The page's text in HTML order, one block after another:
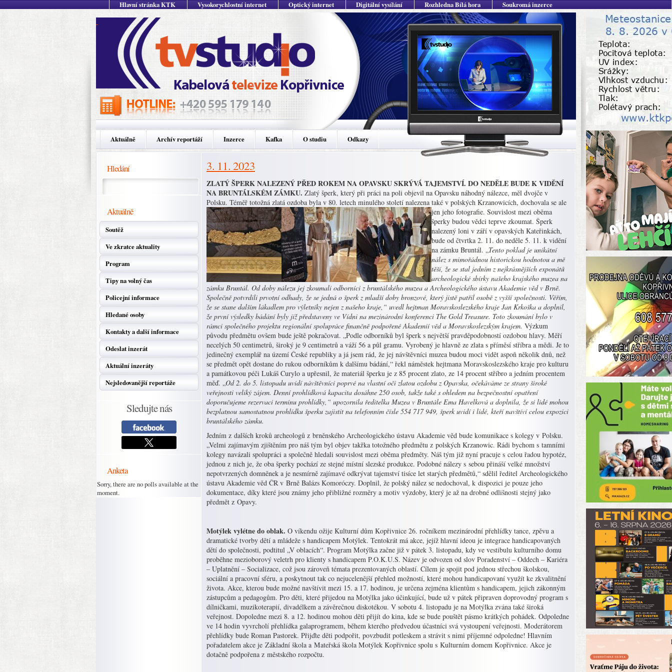
Hlavní stránka KTK Vysokorychlostní internet Optický internet Digitální vysílání Rozhledna Bílá hora Soukromá inzerce
Aktuálně Archív reportáží Inzerce Kafka O studiu Odkazy
Hledání
Aktuálně
Soutěž
Ve zkratce aktuality
Program
Tipy na volný čas
Policejní informace
Hledané osoby
Kontakty a další informace
Odeslat inzerát
Aktuální inzeráty
Nejsledovanější reportáže
Sledujte nás
Anketa
Sorry, there are no polls available at the
moment.
3. 11. 2023
ZLATÝ ŠPERK NALEZENÝ PŘED ROKEM NA OPAVSKU SKRÝVÁ TAJEMSTVÍ. DO NEDĚLE BUDE K VIDĚNÍ
NA BRUNTÁLSKÉM ZÁMKU. Zlatý šperk, který při práci na poli objevil na Opavsku náhodný nálezce, měl dvojče v
Polsku. Téměř totožná zlatá ozdoba byla v 80. letech minulého století nalezena také v polských Krzanowicích, dochovala se ale
jen jeho fotografie. Souvislost mezi oběma
šperky budou vědci teprve zkoumat. Šperk
nalezený loni v září v opavských Kateřinkách,
bude od čtvrtka 2. 11. do neděle 5. 11. k vidění
na zámku Bruntál. „Tento poklad je unikátní
nález s mimořádnou historickou hodnotou a mě
těší, že se stal jedním z nejkrásnějších exponátů
archeologické sbírky našeho krajského muzea na
zámku Bruntál. Od doby nálezu jej zkoumali odborníci z bruntálského muzea a Archeologického ústavu Akademie věd v Brně.
Společně potvrdili prvotní odhady, že se jedná o šperk z mladší doby bronzové, který jistě patřil osobě z vyšší společnosti. Věřím,
že se stane dalším lákadlem pro výletníky nejen z našeho kraje,“ uvedl hejtman Moravskoslezského kraje Jan Krkoška a doplnil,
že první výsledky bádání byly již představeny ve Vídni na mezinárodní konferenci The Gold Treasure. Toto zkoumání bylo v
rámci společného projektu regionální spolupráce finančně podpořené Akademií věd a Moravskoslezským krajem. Výzkum
původu předmětu ovšem bude ještě pokračovat. „Podle odborníků byl šperk s největší pravděpodobností ozdobou hlavy. Měří
necelých 50 centimetrů, široký je 9 centimetrů a váží 56 a půl gramu. Vyrobený je hlavně ze zlata s příměsí stříbra a mědi. Je to
jedinečný exemplář na území České republiky a já jsem rád, že jej návštěvníci muzea budou moci vidět aspoň několik dnů, než
se předmět opět dostane do rukou odborníkům k dalšímu bádání,“ řekl náměstek hejtmana Moravskoslezského kraje pro kulturu
a památkovou péči Lukáš Curylo a upřesnil, že materiál šperku je z 85 procent zlato, ze 14 procent stříbro a jedním procentem
měď. „Od 2. do 5. listopadu uvidí návštěvníci poprvé na vlastní oči zlatou ozdobu z Opavska, očekáváme ze strany široké
veřejnosti veliký zájem. Denní prohlídková kapacita dosáhne 250 osob, takže také s ohledem na bezpečnostní opatření
doporučujeme rezervaci termínu prohlídky,“ upozornila ředitelka Muzea v Bruntále Ema Havelková a doplnila, že si lidé mohou
bezplatnou samostatnou prohlídku šperku zajistit na telefonním čísle 554 717 949, šperk uvidí i lidé, kteří navštíví celou expozici
bruntálského zámku.
Jedním z dalších kroků archeologů z brněnského Archeologického ústavu Akademie věd bude komunikace s kolegy v Polsku.
„Velmi zajímavým zjištěním pro náš tým byl objev takřka totožného předmětu z polských Krzanowic. Rádi bychom s tamními
kolegy navázali spolupráci a společně hledali souvislost mezi oběma předměty. Náš tým již nyní pracuje s celou řadou hypotéz,
jednou z nich je, že oba šperky pochází ze stejné místní slezské produkce. Podobné nálezy s sebou přináší velké množství
nepotvrzených domněnek a je nesmírně zajímavé odkrývat tajemství tisíce let starých předmětů,“ sdělil ředitel Archeologického
ústavu Akademie věd ČR v Brně Balázs Komoróczy. Doplnil, že polský nález se nedochoval, k dispozici je pouze jeho
dokumentace, díky které jsou známy jeho přibližné rozměry a motiv výzdoby, který je až na drobné odlišnosti stejný jako
předmět z Opavy.
Motýlek vylétne do oblak. O víkendu ožije Kulturní dům Kopřivnice 26. ročníkem mezinárodní přehlídky tance, zpěvu a
dramatické tvorby dětí a mládeže s handicapem Motýlek. Tentokrát má akce, jejíž hlavní ideou je integrace handicapovaných
dětí do společnosti, podtitul „V oblacích“. Program Motýlka začne již v pátek 3. listopadu, kdy ve vestibulu kulturního domu
proběhne mezioborový veletrh pro klienty s handicapem P.O.K.U.S. Název je odvozen od slov Poradenství – Oddech – Kariéra
– Uplatnění – Socializace, což jsou zároveň témata prezentovaných oblastí. Cílem je spojit pod jednou střechou školskou,
sociální a pracovní sféru, a poskytnout tak co nejucelenější přehled možností, které mohou handicapovaní využít ke zkvalitnění
života. Akce, kterou bude možné navštívit mezi 15. a 17. hodinou, je určena zejména klientům s handicapem, jejich zákonným
zástupcům a pedagogům. Pro děti, které přijedou na Motýlka jako účinkující, bude už v pátek připraven doprovodný program s
dílničkami, muzikoterapií, divadélkem a závěrečnou diskotékou. V sobotu 4. listopadu je na Motýlka zvána také široká
veřejnost. Dopoledne mezi 8. a 12. hodinou mohou děti přijít do kina, kde se bude pouštět pásmo krátkých pohádek. Odpoledne
ve 14 hodin vyvrcholí přehlídka galaprogramem, během kterého předvedou účastníci svá vystoupení veřejnosti. Moderátorem
přehlídky bude Roman Pastorek. Přijďte děti podpořit, povzbudit potleskem a strávit s nimi příjemné odpoledne! Hlavním
pořadatelem akce je Základní škola a Mateřská škola Motýlek Kopřivnice spolu s Kulturním domem Kopřivnice. Akce je
dotačně podpořena z městského rozpočtu.